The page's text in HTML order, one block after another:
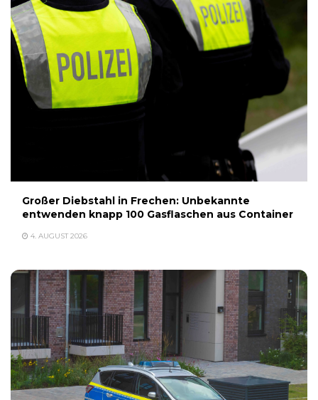
Großer Diebstahl in Frechen: Unbekannte
entwenden knapp 100 Gasflaschen aus Container
4. AUGUST 2026